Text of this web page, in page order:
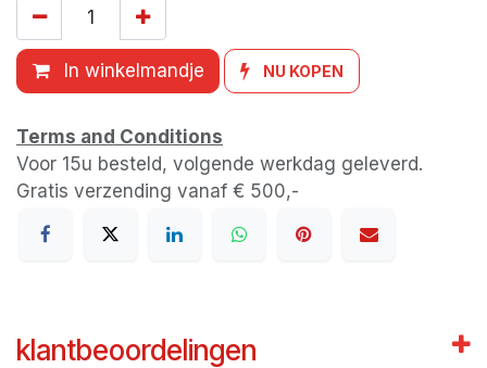
In winkelmandje NU KOPEN
Terms and Conditions
Voor 15u besteld, volgende werkdag geleverd.
Gratis verzending vanaf € 500,-
klantbeoordelingen